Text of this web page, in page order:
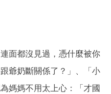
面都沒見過，憑什麼被你
爺奶斷關係了？」、「小
媽媽不用太上心：「才國